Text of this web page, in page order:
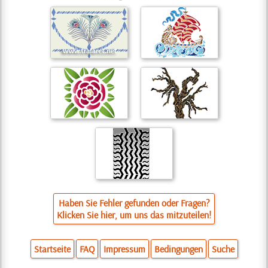
Haben Sie Fehler gefunden oder Fragen?
Klicken Sie hier, um uns das mitzuteilen!
Startseite FAQ Impressum Bedingungen Suche